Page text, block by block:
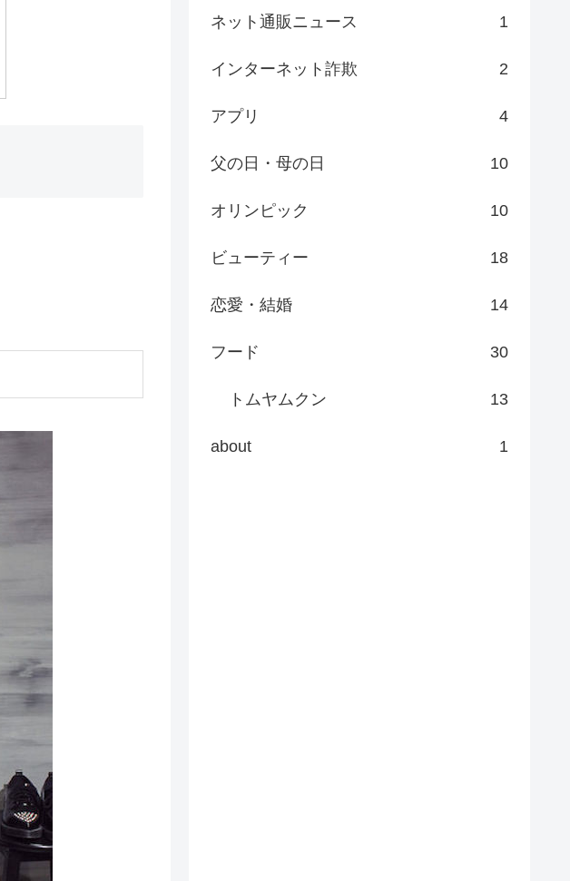
ネット通販ニュース 1
インターネット詐欺 2
アプリ 4
父の日・母の日 10
オリンピック 10
ビューティー 18
恋愛・結婚 14
フード 30
トムヤムクン 13
about 1